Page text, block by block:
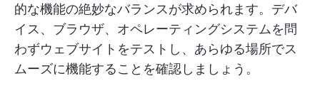
的な機能の絶妙なバランスが求められます。デバ
イス、ブラウザ、オペレーティングシステムを問
わずウェブサイトをテストし、あらゆる場所でス
ムーズに機能することを確認しましょう。